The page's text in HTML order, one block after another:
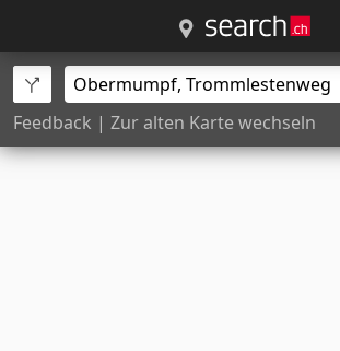
Feedback | Zur alten Karte wechseln